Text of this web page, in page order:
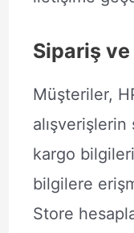
Sipariş
Müşteriler,
kargo
bilgilere
Store